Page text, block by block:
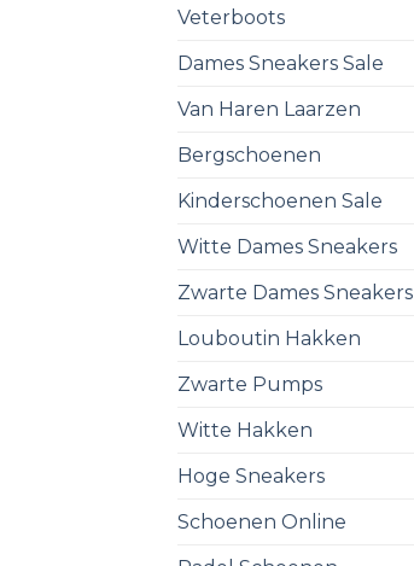
Veterboots
Dames Sneakers Sale
Van Haren Laarzen
Bergschoenen
Kinderschoenen Sale
Witte Dames Sneakers
Zwarte Dames Sneakers
Louboutin Hakken
Zwarte Pumps
Witte Hakken
Hoge Sneakers
Schoenen Online